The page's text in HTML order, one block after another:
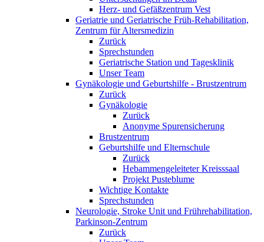
Herz- und Gefäßzentrum Vest
Geriatrie und Geriatrische Früh-Rehabilitation,
Zentrum für Altersmedizin
Zurück
Sprechstunden
Geriatrische Station und Tagesklinik
Unser Team
Gynäkologie und Geburtshilfe - Brustzentrum
Zurück
Gynäkologie
Zurück
Anonyme Spurensicherung
Brustzentrum
Geburtshilfe und Elternschule
Zurück
Hebammengeleiteter Kreisssaal
Projekt Pusteblume
Wichtige Kontakte
Sprechstunden
Neurologie, Stroke Unit und Frührehabilitation,
Parkinson-Zentrum
Zurück